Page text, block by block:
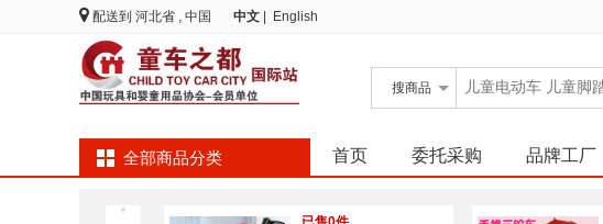
配送到 河北省 , 中国 中文 English
搜商品
全部商品分类 首页 委托采购 品牌工厂